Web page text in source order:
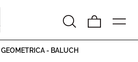
GEOMETRICA- BALUCH